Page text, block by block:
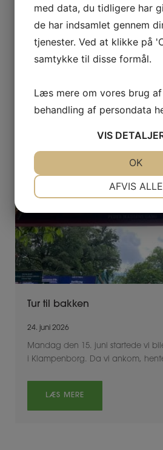
Tirsdag d. 30. juni besøgte vi
meget royale i de overdådige
Tur til bakken
24. juni 2026
Mandag den 15. juni startede vi
i Klampenborg. Da vi ankom,
LÆS MERE
med data, du tidligere har
de har indsamlet gennem
tjenester. Ved at klikke på
samtykke til disse formål.
Læs mere om vores brug
behandling af persondata
VIS
MARKETING
AFVIS ALLE
OK